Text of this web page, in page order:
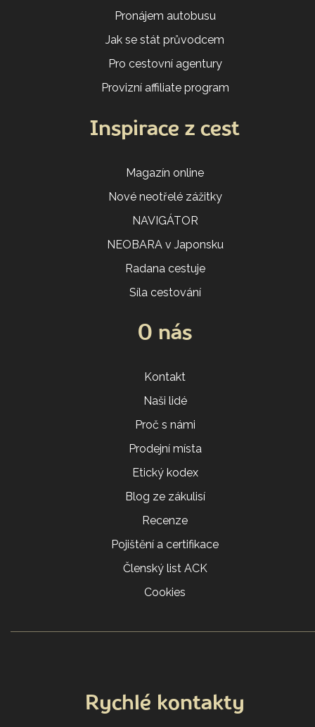
Pronájem autobusu
Jak se stát průvodcem
Pro cestovní agentury
Provizní affiliate program
Inspirace z cest
Magazín online
Nové neotřelé zážitky
NAVIGÁTOR
NEOBARA v Japonsku
Radana cestuje
Síla cestování
O nás
Kontakt
Naši lidé
Proč s námi
Prodejní místa
Etický kodex
Blog ze zákulisí
Recenze
Pojištění a certifikace
Členský list ACK
Cookies
Rychlé kontakty